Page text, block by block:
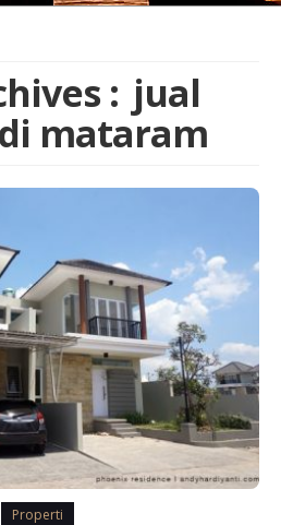
: jual
mataram
Properti